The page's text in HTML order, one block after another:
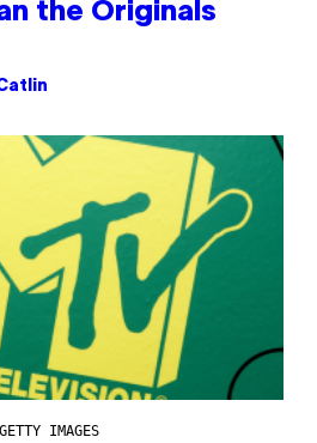
the Originals
IMAGES